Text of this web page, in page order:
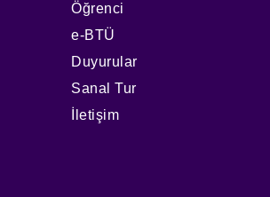
Öğrenci
e-BTÜ
Duyurular
Sanal Tur
İletişim